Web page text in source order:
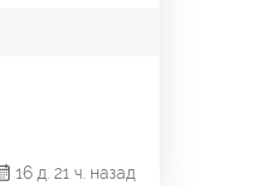
16 д. 21 ч. назад